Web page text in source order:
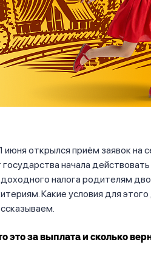
июня открылся приём заявок
государства начала
налога родителям
Какие условия для
это за выплата и сколько